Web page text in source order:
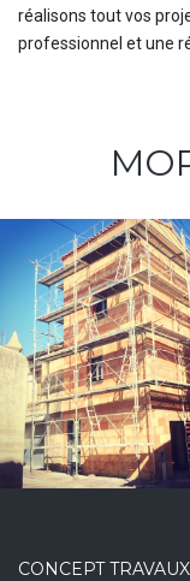
réalisons tout vos
professionnel et une
Façade
CONCEPT